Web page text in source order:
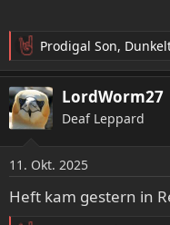
R
e
a
k
t
n
e
n
Prodigal Son,
LordWorm27
Deaf Leppard
11. Okt. 2025
Heft kam gestern in